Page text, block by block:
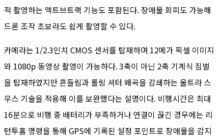
적 촬영하는 액트브트랙 기능도 포함된다. 장애물 회피도 가능해
드론 조작 초보라도 쉽게 촬영할 수 있다.
카메라는 1/2.3인치 CMOS 센서를 탑재하며 12메가 픽셀 이미지
와 1080p 동영상 촬영이 가능하다. 3축이 아닌 2축 기계식 짐벌
을 탑재하였지만 흔들림과 롤링 셔터 왜곡을 감쇄하는 울트라 스
무스 기술을 적용해 이를 보완했다는 설명이다. 비행시간은 최대
16분으로 비행 중 배터리가 부족하거나 연결이 끊긴 경우에는 리
턴투홈 명령을 통해 GPS에 기록된 설정 포인트로 장애물을 감지